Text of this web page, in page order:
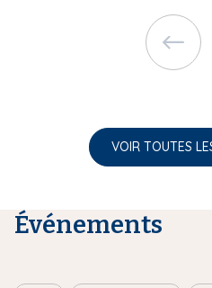
VOIR TOUTES
Événements